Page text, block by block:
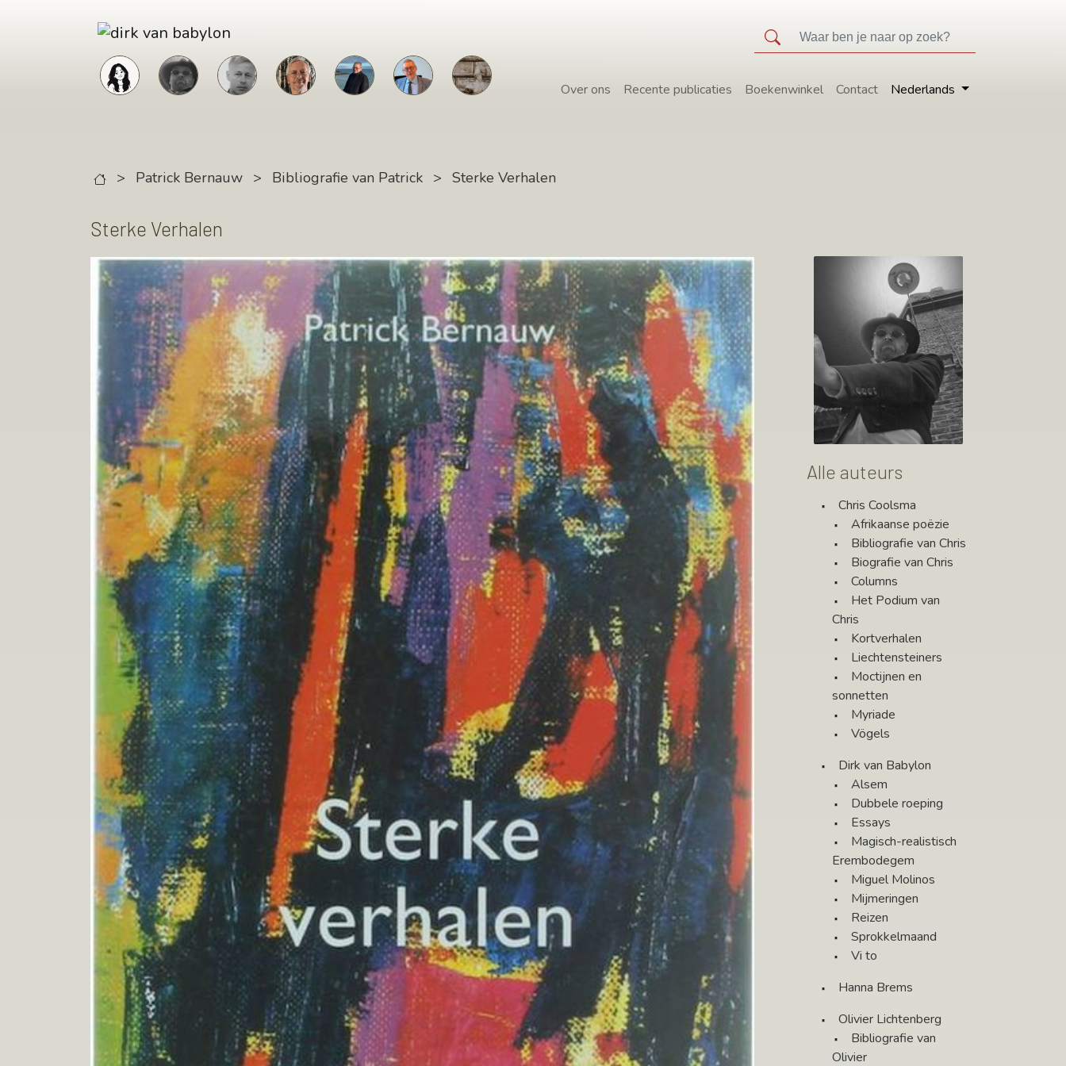
Over ons Recente publicaties Boekenwinkel Contact Nederlands
> Patrick Bernauw > Bibliografie van Patrick > Sterke Verhalen
Sterke Verhalen
Alle auteurs
Chris Coolsma
Afrikaanse poëzie
Bibliografie van Chris
Biografie van Chris
Columns
Het Podium van
Chris
Kortverhalen
Liechtensteiners
Moctijnen en
sonnetten
Myriade
Vögels
Dirk van Babylon
Alsem
Dubbele roeping
Essays
Magisch-realistisch
Erembodegem
Miguel Molinos
Mijmeringen
Reizen
Sprokkelmaand
Vi to
Hanna Brems
Olivier Lichtenberg
Bibliografie van
Olivier